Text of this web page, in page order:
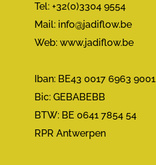
Tel: +32(0)3304 9554
Mail: info@jadiflow.be
Web: www.jadiflow.be
Iban: BE43 0017 6963 9001
Bic: GEBABEBB
BTW: BE 0641 7854 54
RPR Antwerpen